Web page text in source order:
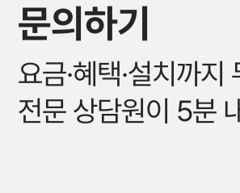
문의하기
요금·혜택·설치까
전문 상담원이 5분